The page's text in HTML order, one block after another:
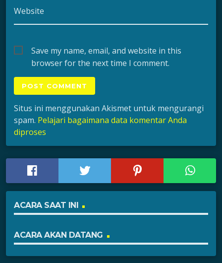
Website
Save my name, email, and website in this
browser for the next time I comment.
Situs ini menggunakan Akismet untuk mengurangi
spam. Pelajari bagaimana data komentar Anda
diproses
ACARA SAAT INI
ACARA AKAN DATANG